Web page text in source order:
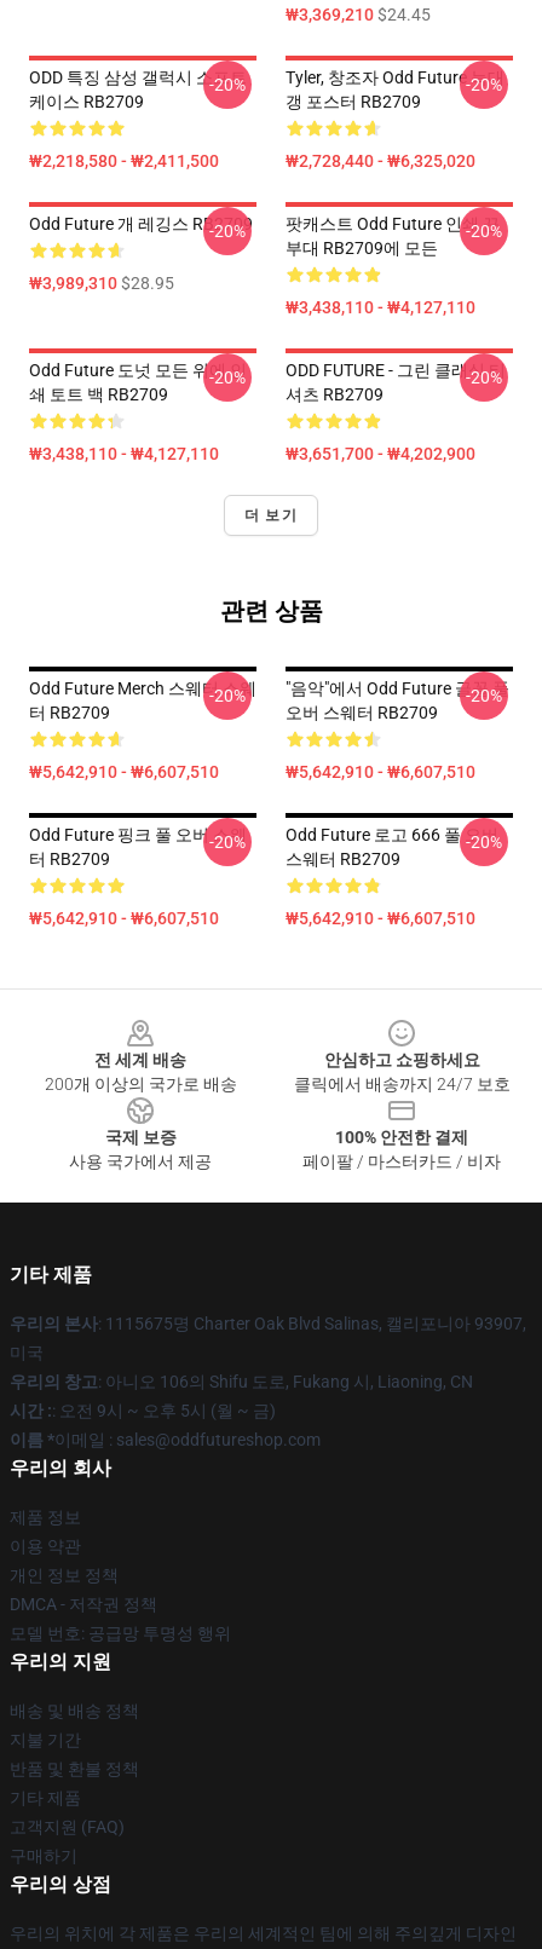
₩3,369,210$24.45
ODD 특징 삼성 갤럭시 소프트
케이스 RB2709
₩2,218,580 - ₩2,411,500
-20%
Tyler, 창조자 Odd Future 늑대
갱 포스터 RB2709
₩2,728,440 - ₩6,325,020
-20%
Odd Future 개 레깅스 RB2709
₩3,989,310$28.95
-20%
팟캐스트 Odd Future 인쇄 끈
부대 RB2709에 모든
₩3,438,110 - ₩4,127,110
-20%
Odd Future 도넛 모든 위에 인
쇄 토트 백 RB2709
₩3,438,110 - ₩4,127,110
-20%
ODD FUTURE - 그린 클래식 티
셔츠 RB2709
₩3,651,700 - ₩4,202,900
-20%
더 보기
관련 상품
Odd Future Merch 스웨터 스웨
터 RB2709
₩5,642,910 - ₩6,607,510
-20%
"음악"에서 Odd Future 글꼴 풀
오버 스웨터 RB2709
₩5,642,910 - ₩6,607,510
-20%
Odd Future 핑크 풀 오버 스웨
터 RB2709
₩5,642,910 - ₩6,607,510
-20%
Odd Future 로고 666 풀 오버
스웨터 RB2709
₩5,642,910 - ₩6,607,510
-20%
전 세계 배송
200개 이상의 국가로 배송
안심하고 쇼핑하세요
클릭에서 배송까지 24/7 보호
국제 보증
사용 국가에서 제공
100% 안전한 결제
페이팔 / 마스터카드 / 비자
기타 제품
우리의 본사: 1115675명 Charter Oak Blvd Salinas, 캘리포니아 93907,
미국
우리의 창고: 아니오 106의 Shifu 도로, Fukang 시, Liaoning, CN
시간 :: 오전 9시 ~ 오후 5시 (월 ~ 금)
이름 *이메일 : sales@oddfutureshop.com
우리의 회사
제품 정보
이용 약관
개인 정보 정책
DMCA - 저작권 정책
모델 번호: 공급망 투명성 행위
우리의 지원
배송 및 배송 정책
지불 기간
반품 및 환불 정책
기타 제품
고객지원 (FAQ)
구매하기
우리의 상점
우리의 위치에 각 제품은 우리의 세계적인 팀에 의해 주의깊게 디자인